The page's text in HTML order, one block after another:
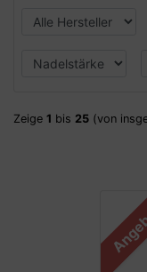
Zeige 1 bis 25 (von